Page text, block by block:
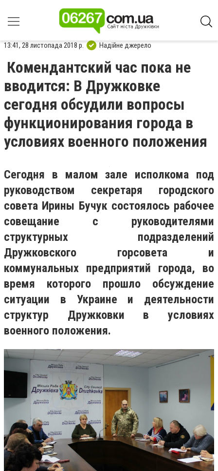
13:41, 28 листопада 2018 р. Надійне джерело
Комендантский час пока не
вводится: В Дружковке
сегодня обсудили вопросы
функционирования города в
условиях военного положения
Сегодня в малом зале исполкома под
руководством секретаря городского
совета Ирины Бучук состоялось рабочее
совещание с руководителями
структурных подразделений
Дружковского горсовета и
коммунальных предприятий города, во
время которого прошло обсуждение
ситуации в Украине и деятельности
структур Дружковки в условиях
военного положения.